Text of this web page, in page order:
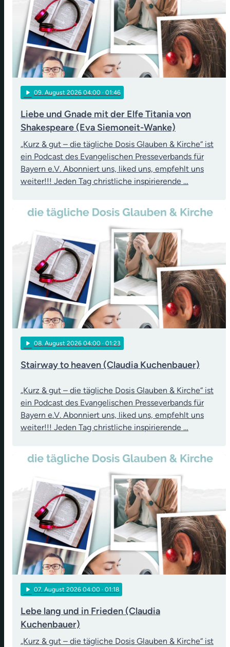
play_arrow 09. August 2026 04:00 · 01:46
Liebe und Gnade mit der Elfe Titania von
Shakespeare (Eva Siemoneit-Wanke)
„Kurz & gut – die tägliche Dosis Glauben & Kirche“ ist
ein Podcast des Evangelischen Presseverbands für
Bayern e.V. Abonniert uns, liked uns, empfehlt uns
weiter!!! Jeden Tag christliche inspirierende …
play_arrow 08. August 2026 04:00 · 01:23
Stairway to heaven (Claudia Kuchenbauer)
„Kurz & gut – die tägliche Dosis Glauben & Kirche“ ist
ein Podcast des Evangelischen Presseverbands für
Bayern e.V. Abonniert uns, liked uns, empfehlt uns
weiter!!! Jeden Tag christliche inspirierende …
play_arrow 07. August 2026 04:00 · 01:18
Lebe lang und in Frieden (Claudia
Kuchenbauer)
„Kurz & gut – die tägliche Dosis Glauben & Kirche“ ist